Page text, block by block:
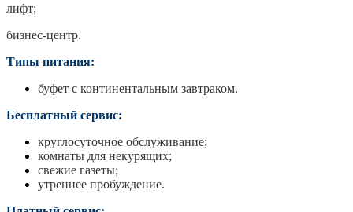
лифт;
бизнес-центр.
Типы питания:
буфет с континентальным завтраком.
Бесплатный сервис:
круглосуточное обслуживание;
комнаты для некурящих;
свежие газеты;
утреннее пробуждение.